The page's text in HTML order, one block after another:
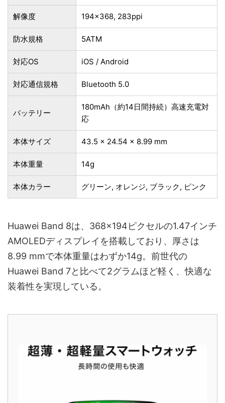
解像度 194×368, 283ppi
防水規格 5ATM
対応OS iOS / Android
対応通信規格 Bluetooth 5.0
バッテリー
180mAh（約14日間持続）高速充電対
応
本体サイズ 43.5 x 24.54 x 8.99 mm
本体重量 14g
本体カラー グリーン, オレンジ, ブラック, ピンク
Huawei Band 8は、368×194ピクセルの1.47インチ
AMOLEDディスプレイを搭載しており、厚さは
8.99 mmで本体重量はわずか14g。前世代の
Huawei Band 7と比べて2グラムほど軽く、快適な
装着性を実現している。